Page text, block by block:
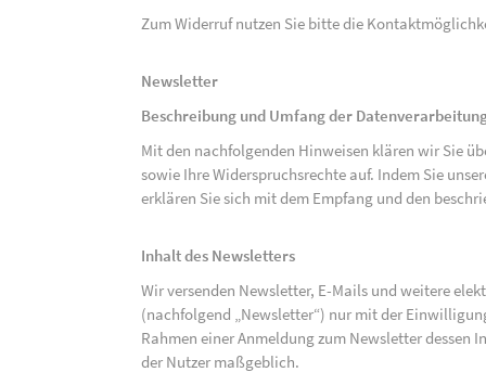
Zum Widerruf nutzen Sie bitte die
Newsletter
Beschreibung und Umfang der
Mit den nachfolgenden Hinweisen klären wir Sie
sowie Ihre Widerspruchsrechte auf. Indem Sie
erklären Sie sich mit dem Empfang und den
Inhalt des Newsletters
Wir versenden Newsletter, E-Mails und weitere
(nachfolgend „Newsletter“) nur mit der
Rahmen einer Anmeldung zum Newsletter
der Nutzer maßgeblich.